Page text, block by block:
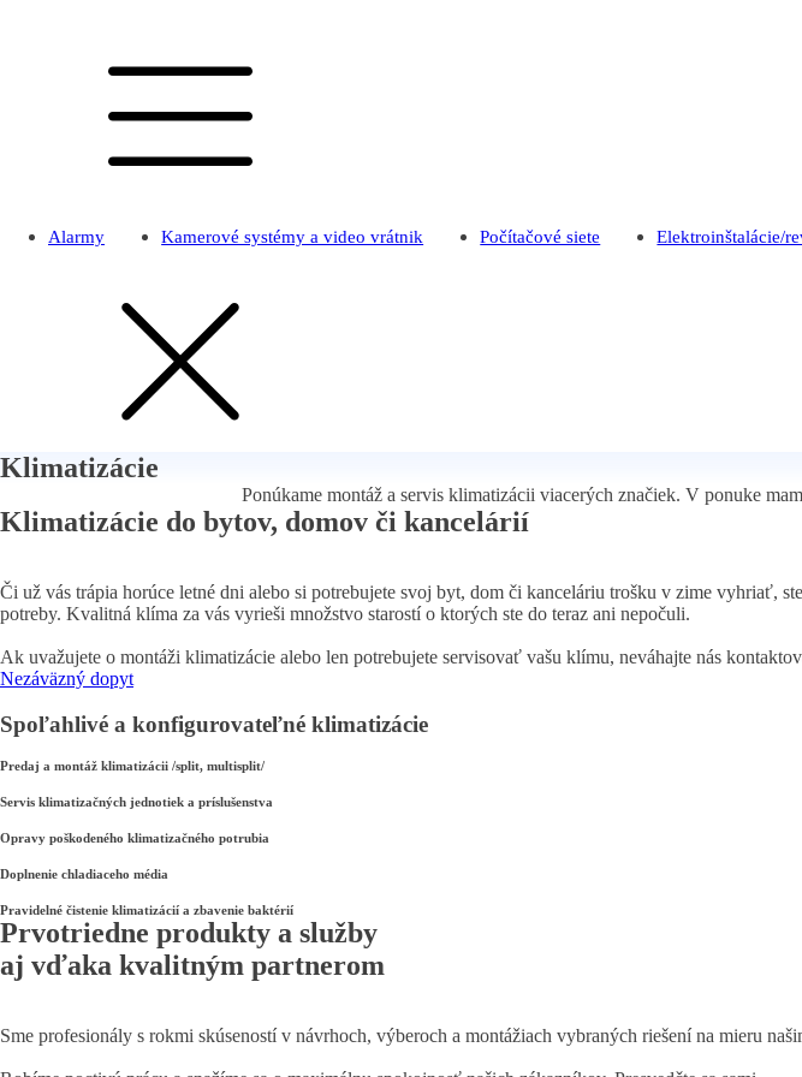
Alarmy Kamerové systémy a video vrátnik Počítačové siete Elektroinštalácie/
Klimatizácie
Ponúkame montáž a servis klimatizácii viacerých značiek. V ponuke
Klimatizácie do bytov, domov či kancelárií
Či už vás trápia horúce letné dni alebo si potrebujete svoj byt, dom či kanceláriu trošku v zime vyhriať,
potreby. Kvalitná klíma za vás vyrieši množstvo starostí o ktorých ste do teraz ani nepočuli.
Ak uvažujete o montáži klimatizácie alebo len potrebujete servisovať vašu klímu, neváhajte nás
Nezáväzný dopyt
Spoľahlivé a konfigurovateľné klimatizácie
Predaj a montáž klimatizácii /split, multisplit/
Servis klimatizačných jednotiek a príslušenstva
Opravy poškodeného klimatizačného potrubia
Doplnenie chladiaceho média
Pravidelné čistenie klimatizácií a zbavenie baktérií
Prvotriedne produkty a služby
aj vďaka kvalitným partnerom
Sme profesionály s rokmi skúseností v návrhoch, výberoch a montážiach vybraných riešení na mieru